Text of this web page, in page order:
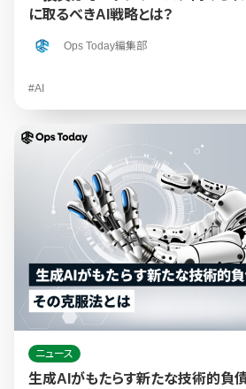
に取るべきAI戦略とは？
Ops Today編集部
#AI
ニュース
生成AIがもたらす新たな技術的負